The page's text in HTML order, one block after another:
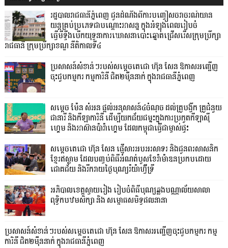
រដ្ឋបាលរាជធានីភ្នំពេញ ជូនដំណឹងពីការបញ្ចៀសចរាចរណ៍យាន
យន្តគ្រប់ប្រភេទជាបណ្តោះអាសន្ន ក្នុងអំឡុងពេលរៀបចំ
ធ្វើមីទ្ទីងបើកយុទ្ធនាការឃោសនាបោះឆ្នោតជ្រើសរើសក្រុមប្រឹក្សា
រាជធានី ក្រុមប្រឹក្សាខណ្ឌ នីតិកាលទី៤
ប្រសាសន៍សំខាន់ៗរបស់សម្តេចតេជោ ហ៊ុន សែន ឱកាសអញ្ជើញ
ចុះជួបកម្មករ កម្មការិនី ជិត២ម៉ឺននាក់ ក្នុងរាជធានីភ្នំពេញ
សម្តេច ម៉ែន សំអន ផ្តល់អនុសាសន៍៤ចំណុច ដល់គ្រូបង្វឹក គ្រូជំនួយ
ជានារី និងកីឡាការិនី ដើម្បីយកជ័យជម្នះក្នុងការប្រកួតកីឡាស៊ី
ហ្គេម និងអាស៊ានប៉ារ៉ាហ្គេម ដែលកម្ពុជាធ្វើជាម្ចាស់ផ្ទះ
សម្ដេចតេជោ ហ៊ុន សែន ផ្ញើសារអបអរសាទរ និងជូនពរសាសនិក
ខ្មែរឥស្លាម ដែលបញ្ចប់ពិធីអំណត់បួសខែរ៉ាម៉ាឌនប្រកបដោយ
ជោគជ័យ និងរីករាយថ្ងៃបុណ្យរ៉យ៉ាហ៊្វីទ្រី
អភិបាលខេត្តស្វាយរៀង រៀបចំពិធីបុណ្យឆ្លងបណ្ណាល័យសាលា
ពុទ្ធិកបឋមសិក្សា និង សម្ពោធសមិទ្ធផលនានា
ប្រសាសន៍សំខាន់ៗរបស់សម្តេចតេជោ ហ៊ុន សែន ឱកាសអញ្ជើញចុះជួបកម្មករ កម្ម
ការិនី ជិត២ម៉ឺននាក់ ក្នុងរាជធានីភ្នំពេញ